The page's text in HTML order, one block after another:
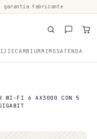
garantía fabricante
CAMBIUM MIMOSATENDA
WI-FI 6 AX3000 CON 5